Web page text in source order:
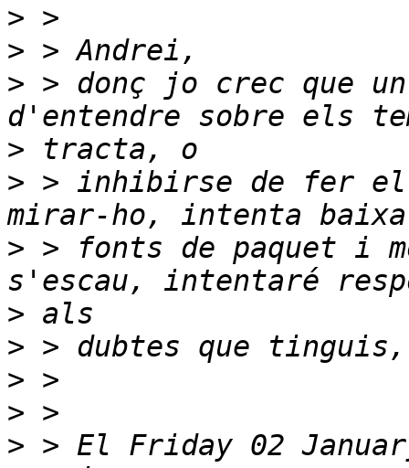
>
>
> > donç jo crec que
>
> > inhibirse de fer
> > fonts de paquet i
>
>
>
>
> > El Friday 02